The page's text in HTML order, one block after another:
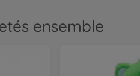
ensemble